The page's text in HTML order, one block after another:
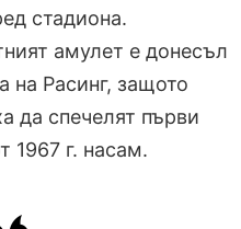
стадиона.
амулет е донесъл
на Расинг, защото
да спечелят първи
1967 г. насам.